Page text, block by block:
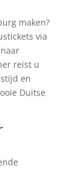
maken?
via
reist u
en
Duitse